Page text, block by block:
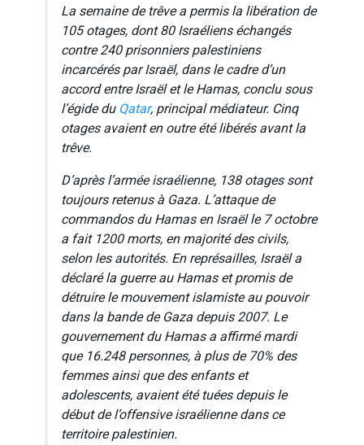
La semaine de trêve a permis la libération de
105 otages, dont 80 Israéliens échangés
contre 240 prisonniers palestiniens
incarcérés par Israël, dans le cadre d’un
accord entre Israël et le Hamas, conclu sous
l’égide du Qatar, principal médiateur. Cinq
otages avaient en outre été libérés avant la
trêve.
D’après l’armée israélienne, 138 otages sont
toujours retenus à Gaza. L’attaque de
commandos du Hamas en Israël le 7 octobre
a fait 1200 morts, en majorité des civils,
selon les autorités. En représailles, Israël a
déclaré la guerre au Hamas et promis de
détruire le mouvement islamiste au pouvoir
dans la bande de Gaza depuis 2007. Le
gouvernement du Hamas a affirmé mardi
que 16.248 personnes, à plus de 70% des
femmes ainsi que des enfants et
adolescents, avaient été tuées depuis le
début de l’offensive israélienne dans ce
territoire palestinien.